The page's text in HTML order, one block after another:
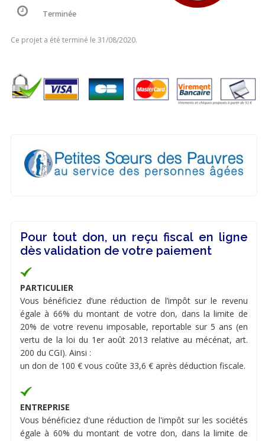
Terminée
Ce projet a été terminé le 31/08/2020.
Pour tout don, un reçu fiscal en ligne
dès validation de votre paiement
PARTICULIER
Vous bénéficiez d’une réduction de l’impôt sur le revenu
égale à 66% du montant de votre don, dans la limite de
20% de votre revenu imposable, reportable sur 5 ans (en
vertu de la loi du 1er août 2013 relative au mécénat, art.
200 du CGI). Ainsi :
un don de 100 € vous coûte 33,6 € après déduction fiscale.
ENTREPRISE
Vous bénéficiez d'une réduction de l'impôt sur les sociétés
égale à 60% du montant de votre don, dans la limite de